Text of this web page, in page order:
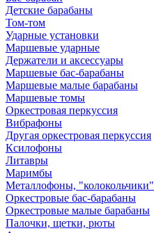
Детские барабаны
Том-том
Ударные установки
Маршевые ударные
Держатели и аксессуары
Маршевые бас-барабаны
Маршевые малые барабаны
Маршевые томы
Оркестровая перкуссия
Вибрафоны
Другая оркестровая перкуссия
Ксилофоны
Литавры
Маримбы
Металлофоны, "колокольчики"
Оркестровые бас-барабаны
Оркестровые малые барабаны
Палочки, щетки, рюты